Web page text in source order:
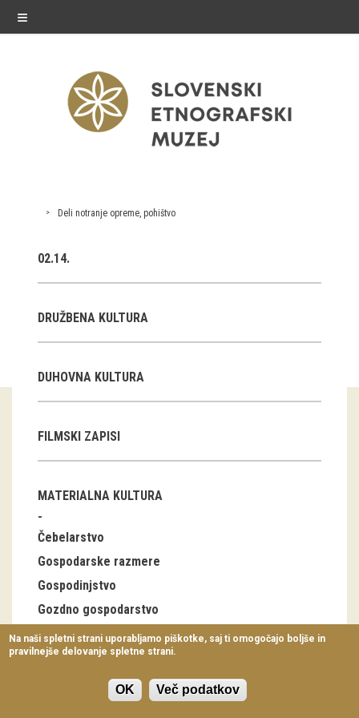
≡
razstave
Občasne razstave
Gostovanja
E-razstave
Virtualni sprehodi
Napovednik
dogodki
Koledar dogodkov
Prireditve
Predavanja
Delavnice
Vodeni ogledi
Deli notranje opreme, pohištvo
02.14.
DRUŽBENA KULTURA
DUHOVNA KULTURA
FILMSKI ZAPISI
MATERIALNA KULTURA
Čebelarstvo
Gospodarske razmere
Gospodinjstvo
Gozdno gospodarstvo
Industrija
Lov, ribolov
Nabiralništvo
Notranja oprema stanovanjskih stavb, bivalna
Na naši spletni strani uporabljamo piškotke, saj ti omogočajo boljše in
pravilnejše delovanje spletne strani.
OK Več podatkov